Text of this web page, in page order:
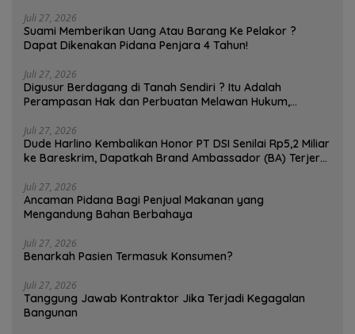
Juli 27, 2026
Suami Memberikan Uang Atau Barang Ke Pelakor ?
Dapat Dikenakan Pidana Penjara 4 Tahun!
Juli 27, 2026
Digusur Berdagang di Tanah Sendiri ? Itu Adalah
Perampasan Hak dan Perbuatan Melawan Hukum,
Juli 27, 2026
Dude Harlino Kembalikan Honor PT DSI Senilai Rp5,2 Miliar
ke Bareskrim, Dapatkah Brand Ambassador (BA) Terjerat
Juli 27, 2026
Ancaman Pidana Bagi Penjual Makanan yang
Mengandung Bahan Berbahaya
Juli 27, 2026
Benarkah Pasien Termasuk Konsumen?
Juli 27, 2026
Tanggung Jawab Kontraktor Jika Terjadi Kegagalan
Bangunan